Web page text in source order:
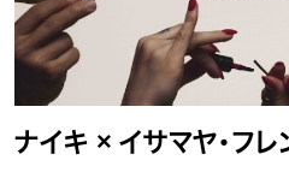
ナイキ × イサマヤ・フレ